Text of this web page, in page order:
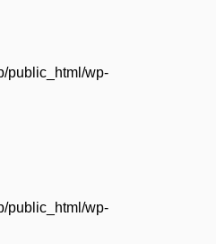
public_html/wp-
public_html/wp-